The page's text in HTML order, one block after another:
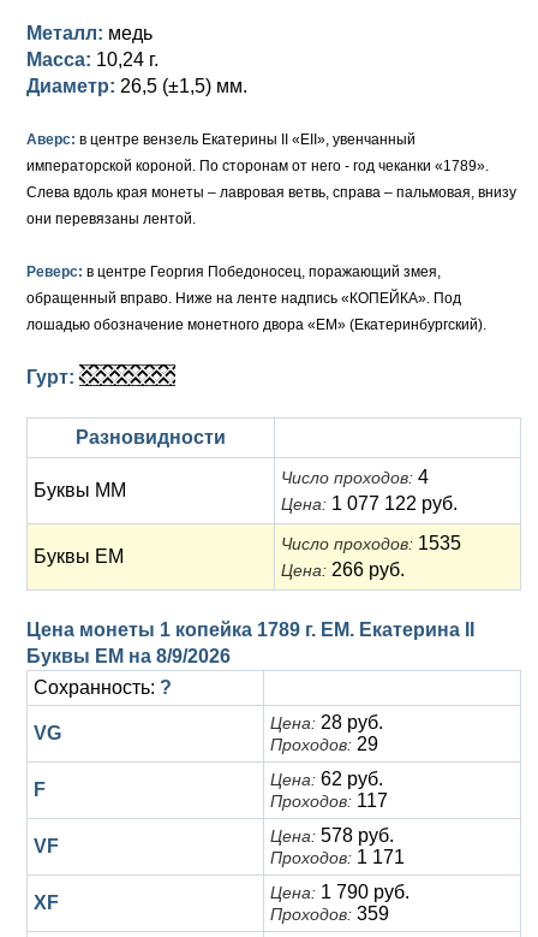
Русско-Польские
Для Польши
Памятные и донативные
Для Грузии
Для Польши
Медь
Серебро
Медь
Сибирские монеты
Для Молдавии и Валахии
Елизавета I (1741-1762)
Золото
Серебро
Медь
Ливонезы
Альбертусталер
Иоанн Антонович (1740-1741)
Анна Иоанновна (1730-1740)
Петр II (1727-1730)
Золото
Серебро
Медь
Для Речи Посполитой
Металл: медь
Масса: 10,24 г.
Диаметр: 26,5 (±1,5) мм.
Аверс: в центре вензель Екатерины II «ЕII», увенчанный
императорской короной. По сторонам от него - год чеканки «1789».
Слева вдоль края монеты – лавровая ветвь, справа – пальмовая, внизу
они перевязаны лентой.
Реверс: в центре Георгия Победоносец, поражающий змея,
обращенный вправо. Ниже на ленте надпись «КОПЕЙКА». Под
лошадью обозначение монетного двора «ЕМ» (Екатеринбургский).
Гурт:
Разновидности
Буквы ММ
Число проходов: 4
Цена: 1 077 122 руб.
Буквы ЕМ
Число проходов: 1535
Цена: 266 руб.
Цена монеты 1 копейка 1789 г. ЕМ. Екатерина II
Буквы ЕМ на 8/9/2026
Сохранность: ?
VG Цена: 28 руб.
Проходов: 29
F Цена: 62 руб.
Проходов: 117
VF Цена: 578 руб.
Проходов: 1 171
XF Цена: 1 790 руб.
Проходов: 359